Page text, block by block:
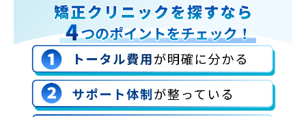
トアがオープン！
徳島県でおすすめの矯正歯科7医院
【徳島市】さむらデンタルクリニック
【徳島市】いわさ矯正歯科